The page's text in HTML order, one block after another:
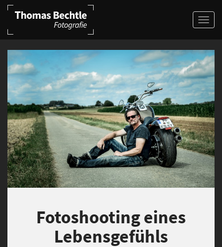
Fotoshooting eines
Lebensgefühls